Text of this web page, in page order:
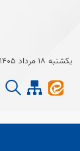
یکشنبه 18 مرداد 1405